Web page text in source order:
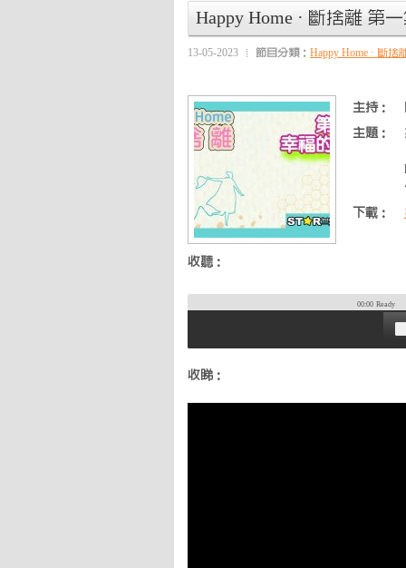
Happy Home · 斷捨離 第
13-05-2023 節目分類： Happy Home · 斷捨
主持：
主題：
下載：
收聽：
00:00 Ready
收睇：